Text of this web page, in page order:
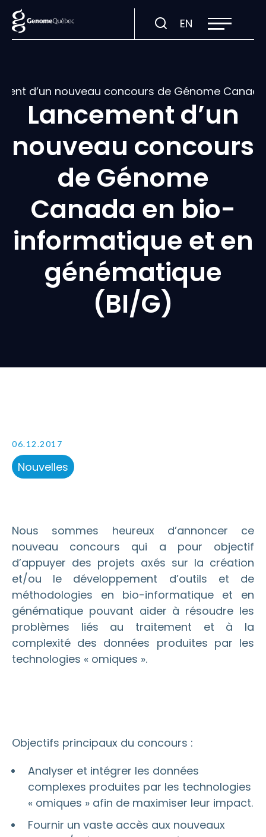
EN Visiter
la
:
English.
la
navigation
du
d’un nouveau concours de Génome
Lancement d’un
nouveau concours
de Génome
Canada en bio-
informatique et en
génématique
(BI/G)
06.12.2017
Nouvelles
Nous sommes heureux d’annoncer ce
nouveau concours qui a pour objectif
d’appuyer des projets axés sur la création
et/ou le développement d’outils et de
méthodologies en bio-informatique et en
génématique pouvant aider à résoudre les
problèmes liés au traitement et à la
complexité des données produites par les
technologies « omiques ».
Objectifs principaux du concours :
Analyser et intégrer les données
complexes produites par les technologies
« omiques » afin de maximiser leur impact.
Fournir un vaste accès aux nouveaux